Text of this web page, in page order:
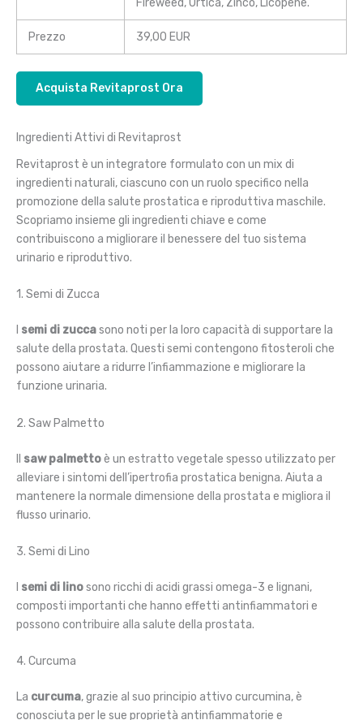
Fireweed, Urtica, Zinco, Licopene.
Prezzo 39,00 EUR
Acquista Revitaprost Ora
Ingredienti Attivi di Revitaprost
Revitaprost è un integratore formulato con un mix di
ingredienti naturali, ciascuno con un ruolo specifico nella
promozione della salute prostatica e riproduttiva maschile.
Scopriamo insieme gli ingredienti chiave e come
contribuiscono a migliorare il benessere del tuo sistema
urinario e riproduttivo.
1. Semi di Zucca
semi di zuccasono noti per la loro capacità di supportare la
salute della prostata. Questi semi contengono fitosteroli che
possono aiutare a ridurre l’infiammazione e migliorare la
funzione urinaria.
2. Saw Palmetto
saw palmettoè un estratto vegetale spesso utilizzato per
alleviare i sintomi dell’ipertrofia prostatica benigna. Aiuta a
mantenere la normale dimensione della prostata e migliora il
flusso urinario.
3. Semi di Lino
semi di linosono ricchi di acidi grassi omega-3 e lignani,
composti importanti che hanno effetti antinfiammatori e
possono contribuire alla salute della prostata.
4. Curcuma
La curcuma, grazie al suo principio attivo curcumina, è
conosciuta per le sue proprietà antinfiammatorie e